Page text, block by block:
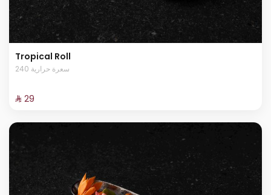
Tropical Roll
240 سعرة حرارية
⁨⁦‪‬ 29⁩